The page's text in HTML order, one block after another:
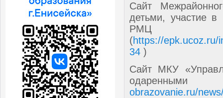
Сайт
детьми, участие в
РМЦ
(https://epk.ucoz.ru/
34 )
Сайт МКУ
obrazovanie.ru/